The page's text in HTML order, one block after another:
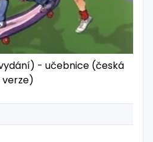
- učebnice (česká
verze)